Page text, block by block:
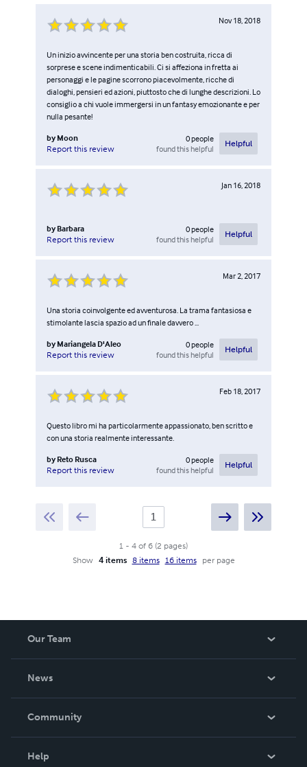
Nov 18, 2018
Un inizio avvincente per una storia ben costruita, ricca di
sorprese e scene indimenticabili. Ci si affeziona in fretta ai
personaggi e le pagine scorrono piacevolmente, ricche di
dialoghi, pensieri ed azioni, piuttosto che di lunghe descrizioni. Lo
consiglio a chi vuole immergersi in un fantasy emozionante e per
nulla pesante!
by Moon
Report this review
0people
found this helpful
Helpful
Jan 16, 2018
by Barbara
Report this review
0people
found this helpful
Helpful
Mar 2, 2017
Una storia coinvolgente ed avventurosa. La trama fantasiosa e
stimolante lascia spazio ad un finale davvero ...
by Mariangela D'Aleo
Report this review
0people
found this helpful
Helpful
Feb 18, 2017
Questo libro mi ha particolarmente appassionato, ben scritto e
con una storia realmente interessante.
by Reto Rusca
Report this review
0people
found this helpful
Helpful
1 - 4 of 6 (2 pages)
Show
4 items 8 items 16 items per page
Our Team
News
In The News
Community
Help